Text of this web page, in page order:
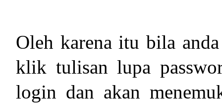
Oleh karena itu bila
klik tulisan lupa
login dan akan